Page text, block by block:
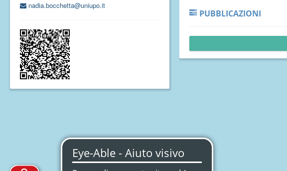
nadia.bocchetta@uniupo.it
PUBBLICAZIONI